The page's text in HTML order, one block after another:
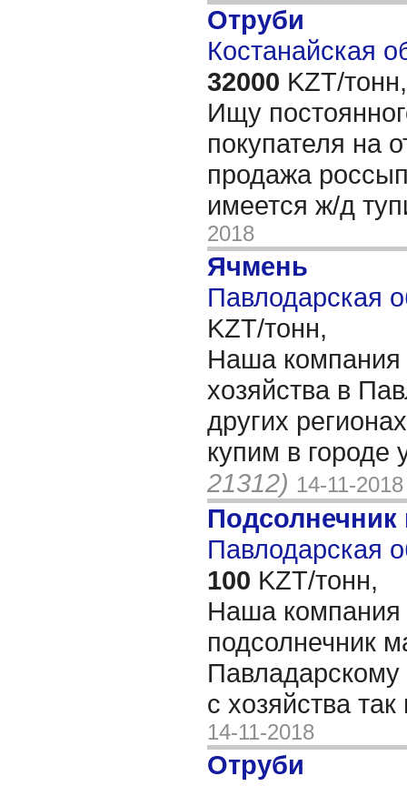
Отруби
Костанайская
32000 KZT/тонн,
Ищу
покупателя на
продажа
имеется ж/д
2018
Ячмень
Павлодарская
KZT/тонн,
Наша компания
хозяйства в
других
купим в городе
21312) 14-11-2018
Павлодарская
100 KZT/тонн,
Наша компания
подсолнечник
Павладарскому
с хозяйства
14-11-2018
Отруби